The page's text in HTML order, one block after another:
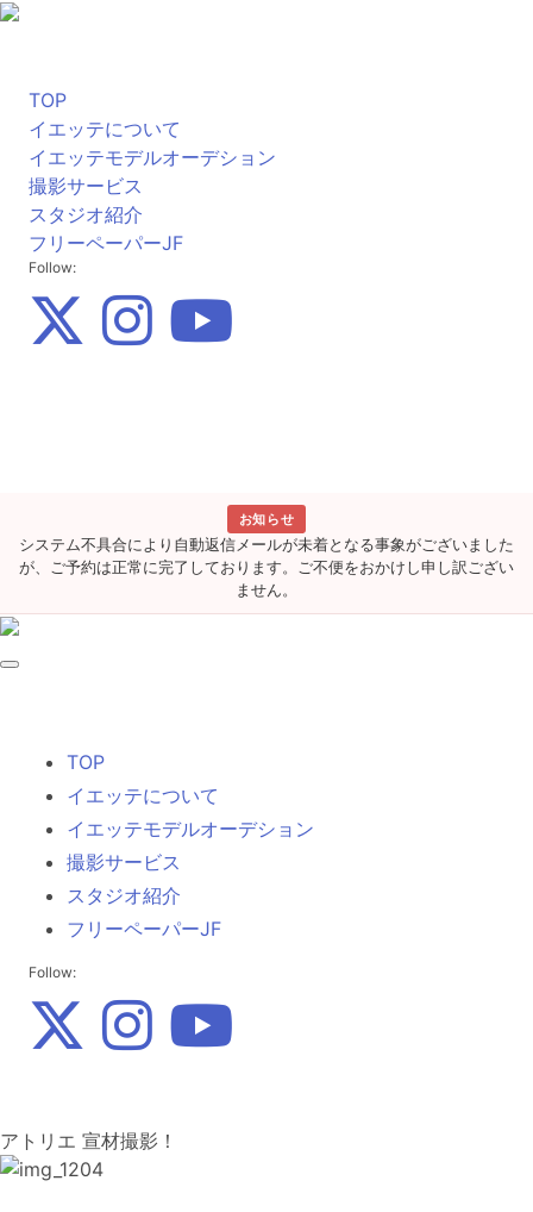
TOP
イエッテについて
イエッテモデルオーデション
撮影サービス
スタジオ紹介
フリーペーパーJF
Follow:
お知らせ
システム不具合により自動返信メールが未着となる事象がございました
が、ご予約は正常に完了しております。ご不便をおかけし申し訳ござい
ません。
TOP
イエッテについて
イエッテモデルオーデション
撮影サービス
スタジオ紹介
フリーペーパーJF
Follow:
アトリエ 宣材撮影！